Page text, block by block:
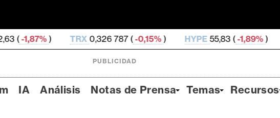
0,326 787 ( -0,15%) HYPE 55,83 (-1,89%) DOGE0,069 224 (
PUBLICIDAD
IA Análisis Notas de Prensa Temas Recursos